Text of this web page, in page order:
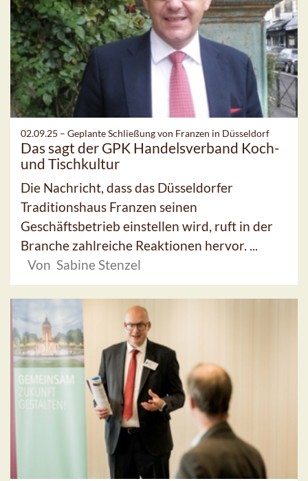
02.09.25 – Geplante Schließung von Franzen in Düsseldorf
Das sagt der GPK Handelsverband Koch-
und Tischkultur
Die Nachricht, dass das Düsseldorfer
Traditionshaus Franzen seinen
Geschäftsbetrieb einstellen wird, ruft in der
Branche zahlreiche Reaktionen hervor. ...
Von Sabine Stenzel